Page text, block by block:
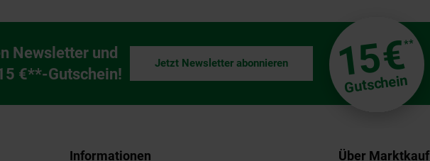
Newsletter und
€**-Gutschein!
15€**
Gutschein
Jetzt Newsletter abonnieren
Informationen Über Marktkauf